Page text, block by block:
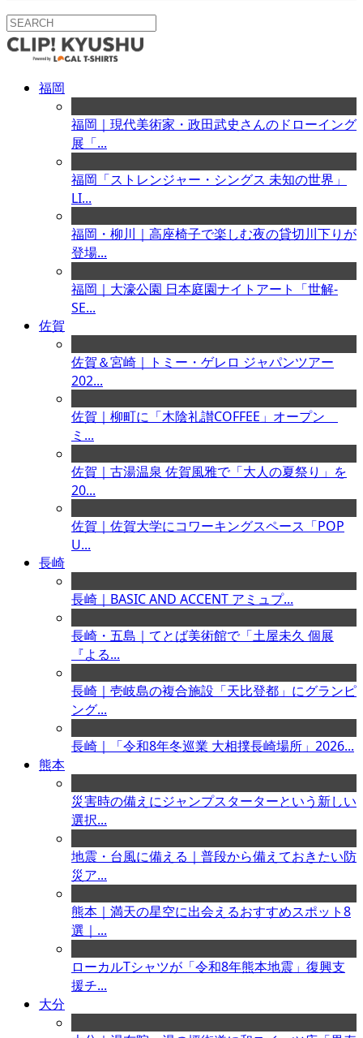
福岡
福岡｜現代美術家・政田武史さんのドローイング
展「...
福岡「ストレンジャー・シングス 未知の世界」
LI...
福岡・柳川｜高座椅子で楽しむ夜の貸切川下りが
登場...
福岡｜大濠公園 日本庭園ナイトアート「世解-
SE...
佐賀
佐賀＆宮崎｜トミー・ゲレロ ジャパンツアー
202...
佐賀｜柳町に「木陰礼讃COFFEE」オープン
ミ...
佐賀｜古湯温泉 佐賀風雅で「大人の夏祭り」を
20...
佐賀｜佐賀大学にコワーキングスペース「POP
U...
長崎
長崎｜BASIC AND ACCENT アミュプ...
長崎・五島｜てとば美術館で「土屋未久 個展
『よる...
長崎｜壱岐島の複合施設「天比登都」にグランピ
ング...
長崎｜「令和8年冬巡業 大相撲長崎場所」2026...
熊本
災害時の備えにジャンプスターターという新しい
選択...
地震・台風に備える｜普段から備えておきたい防
災ア...
熊本｜満天の星空に出会えるおすすめスポット8
選｜...
ローカルTシャツが「令和8年熊本地震」復興支
援チ...
大分